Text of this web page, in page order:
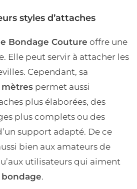
styles d’attaches
Bondage Couture offre une
Elle peut servir à attacher les
Cependant, sa
mètres permet aussi
plus élaborées, des
plus complets ou des
support adapté. De ce
bien aux amateurs de
utilisateurs qui aiment
.